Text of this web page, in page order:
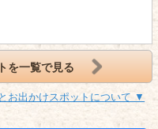
を一覧で見る
お出かけスポットについて ▼